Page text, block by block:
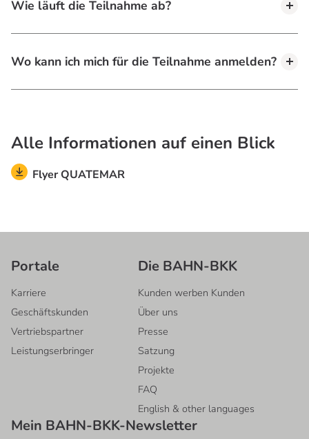
Wie läuft die Teilnahme ab?
Wo kann ich mich für die Teilnahme anmelden?
Alle Informationen auf einen Blick
Flyer QUATEMAR
Portale
Karriere
Geschäftskunden
Vertriebspartner
Leistungserbringer
Die BAHN-BKK
Kunden werben Kunden
Über uns
Presse
Satzung
Projekte
FAQ
English & other languages
Mein BAHN-BKK-Newsletter